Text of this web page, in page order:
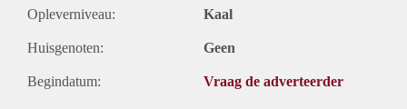
Opleverniveau: Kaal
Huisgenoten: Geen
Begindatum: Vraag de adverteerder